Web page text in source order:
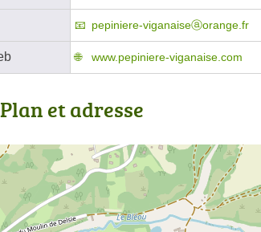
pepiniere-viganaiseⓐorange.fr
www.pepiniere-viganaise.com
Plan et adresse